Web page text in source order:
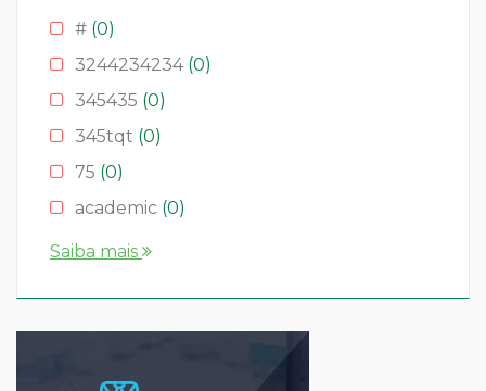
# (0)
3244234234 (0)
345435 (0)
345tqt (0)
75 (0)
academic (0)
account
Saiba mais